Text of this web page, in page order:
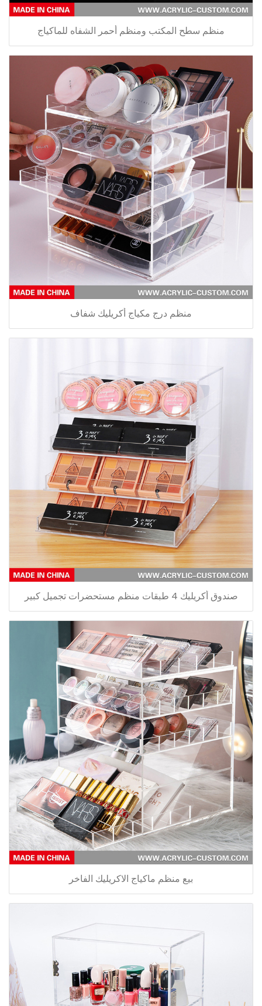
منظم سطح المكتب ومنظم أحمر الشفاه للماكياج
منظم درج مكياج أكريليك شفاف
صندوق أكريليك 4 طبقات منظم مستحضرات تجميل كبير
بيع منظم ماكياج الاكريليك الفاخر